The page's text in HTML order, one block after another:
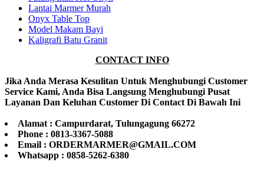
Lantai Marmer Murah
Onyx Table Top
Model Makam Bayi
Kaligrafi Batu Granit
CONTACT INFO
Jika Anda Merasa Kesulitan Untuk Menghubungi Customer
Service Kami, Anda Bisa Langsung Menghubungi Pusat
Layanan Dan Keluhan Customer Di Contact Di Bawah Ini
Alamat : Campurdarat, Tulungagung 66272
Phone : 0813-3367-5088
Email : ORDERMARMER@GMAIL.COM
Whatsapp : 0858-5262-6380